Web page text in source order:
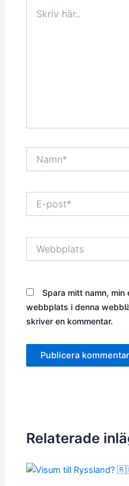
här..
post*
Spara mitt namn,
webbplats i denna
skriver en kommentar.
Relaterade